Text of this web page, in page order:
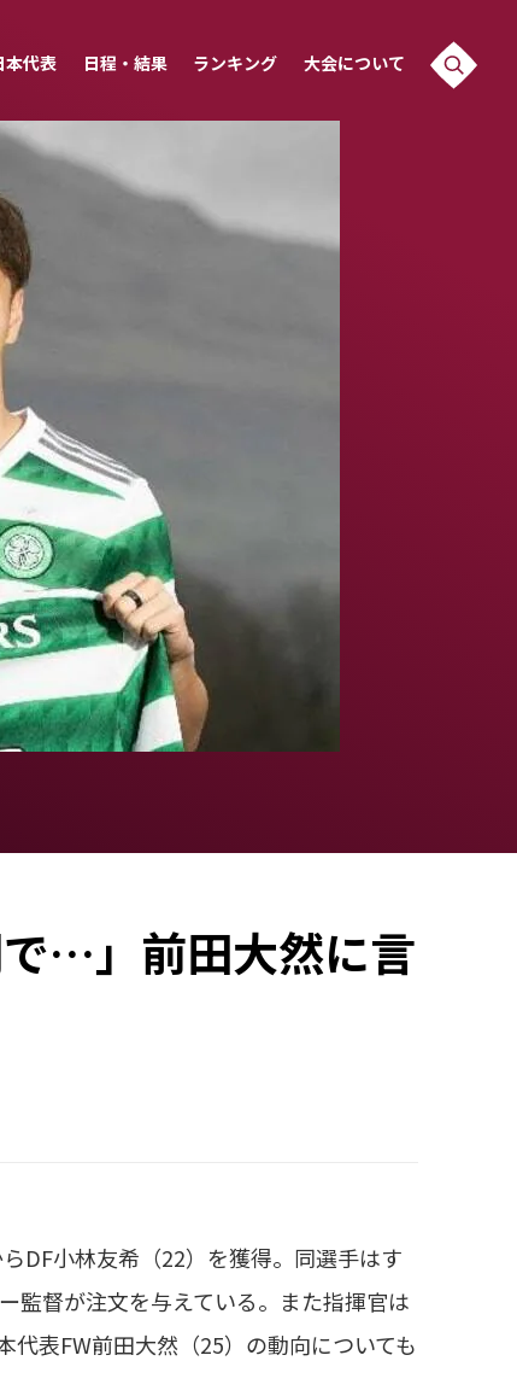
本代表 日程・結果 ランキング 大会について
…」前田大然に言
DF小林友希（22）を獲得。同選手はす
監督が注文を与えている。また指揮官は
代表FW前田大然（25）の動向についても